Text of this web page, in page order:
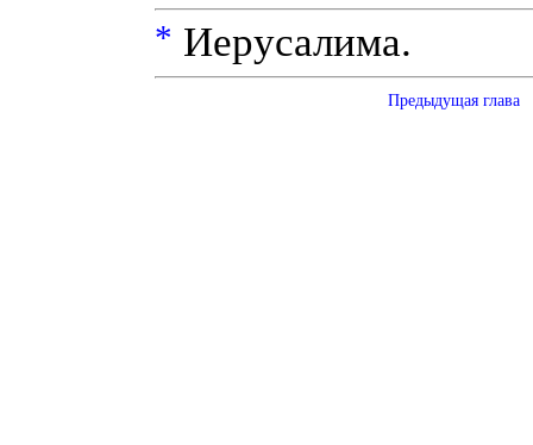
* Иерусалима.
Предыдущая глава